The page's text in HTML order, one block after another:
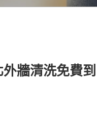
牆清洗免費到